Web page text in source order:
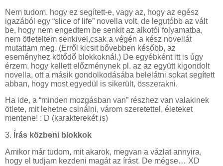
Nem tudom, hogy ez segített-e, vagy az, hogy az egész
igazából egy “slice of life” novella volt, de legutóbb az vált
be, hogy nem engedtem be senkit az alkotói folyamatba,
nem ötleteltem senkivel,csak a végén a kész novellát
mutattam meg. (Erről kicsit bővebben később, az
eseményhez kötődő blokkoknál.) De egyébként itt is úgy
érzem, hogy kellett előzménynek pl. az az együtt kigondolt
novella, ott a másik gondolkodásába belelátni sokat segített
abban, hogy most egyedül is sikerült, összerakni.
Ha ide, a “minden mozgásban van” részhez van valakinek
ötlete, mit lehetne csinálni, várom szeretettel, életeket
mentene! : D (karakterekét is)
3. Írás közbeni blokkok
Amikor már tudom, mit akarok, megvan a vázlat annyira,
hogy el tudjam kezdeni magát az írást. De mégse… XD